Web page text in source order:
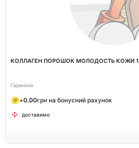
КОЛЛАГЕН ПОРОШОК МОЛОДОСТЬ КОЖИ
Гармонія
+0.00грн на бонусний рахунок
доставимо